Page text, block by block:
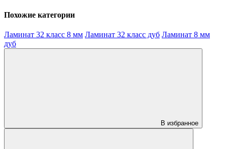
Похожие категории
Ламинат 32 класс 8 мм Ламинат 32 класс дуб Ламинат 8 мм
дуб
В избранное